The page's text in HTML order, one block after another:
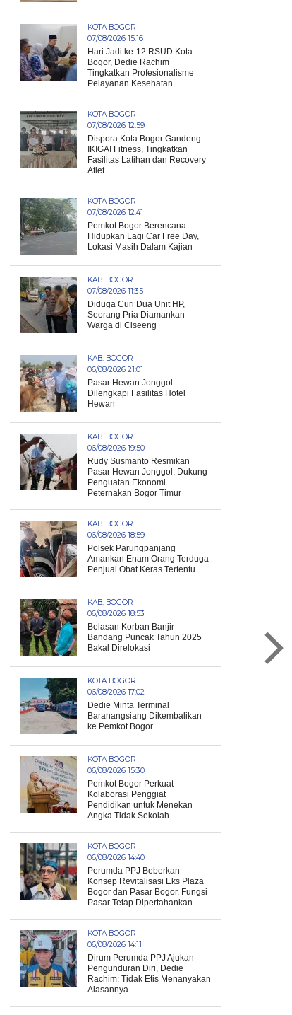
KOTA BOGOR
07/08/2026 15:16
Hari Jadi ke-12 RSUD Kota
Bogor, Dedie Rachim
Tingkatkan Profesionalisme
Pelayanan Kesehatan
KOTA BOGOR
07/08/2026 12:59
Dispora Kota Bogor Gandeng
IKIGAI Fitness, Tingkatkan
Fasilitas Latihan dan Recovery
Atlet
KOTA BOGOR
07/08/2026 12:41
Pemkot Bogor Berencana
Hidupkan Lagi Car Free Day,
Lokasi Masih Dalam Kajian
KAB. BOGOR
07/08/2026 11:35
Diduga Curi Dua Unit HP,
Seorang Pria Diamankan
Warga di Ciseeng
KAB. BOGOR
06/08/2026 21:01
Pasar Hewan Jonggol
Dilengkapi Fasilitas Hotel
Hewan
KAB. BOGOR
06/08/2026 19:50
Rudy Susmanto Resmikan
Pasar Hewan Jonggol, Dukung
Penguatan Ekonomi
Peternakan Bogor Timur
KAB. BOGOR
06/08/2026 18:59
Polsek Parungpanjang
Amankan Enam Orang Terduga
Penjual Obat Keras Tertentu
KAB. BOGOR
06/08/2026 18:53
Belasan Korban Banjir
Bandang Puncak Tahun 2025
Bakal Direlokasi
KOTA BOGOR
06/08/2026 17:02
Dedie Minta Terminal
Baranangsiang Dikembalikan
ke Pemkot Bogor
KOTA BOGOR
06/08/2026 15:30
Pemkot Bogor Perkuat
Kolaborasi Penggiat
Pendidikan untuk Menekan
Angka Tidak Sekolah
KOTA BOGOR
06/08/2026 14:40
Perumda PPJ Beberkan
Konsep Revitalisasi Eks Plaza
Bogor dan Pasar Bogor, Fungsi
Pasar Tetap Dipertahankan
KOTA BOGOR
06/08/2026 14:11
Dirum Perumda PPJ Ajukan
Pengunduran Diri, Dedie
Rachim: Tidak Etis Menanyakan
Alasannya